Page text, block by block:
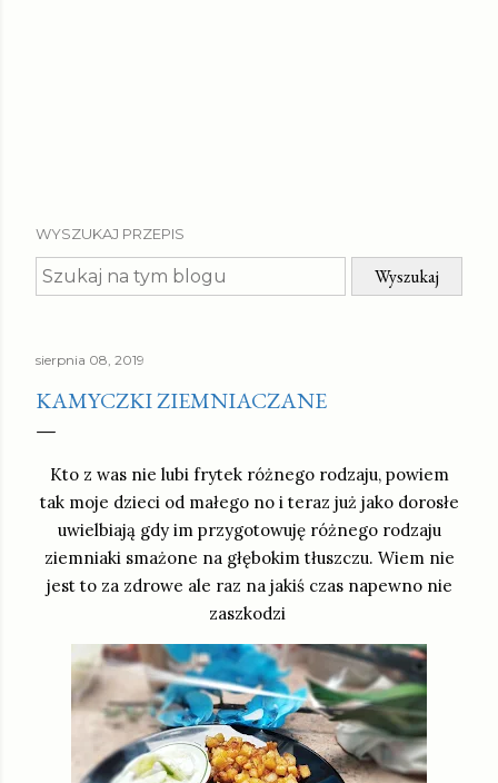
WYSZUKAJ PRZEPIS
sierpnia 08, 2019
KAMYCZKI ZIEMNIACZANE
Kto z was nie lubi frytek różnego rodzaju, powiem
tak moje dzieci od małego no i teraz już jako dorosłe
uwielbiają gdy im przygotowuję różnego rodzaju
ziemniaki smażone na głębokim tłuszczu. Wiem nie
jest to za zdrowe ale raz na jakiś czas napewno nie
zaszkodzi